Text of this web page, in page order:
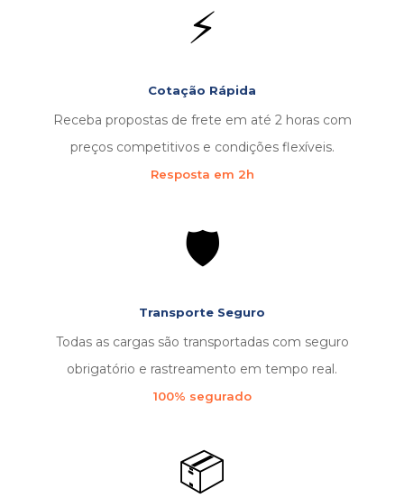
⚡
Cotação Rápida
Receba propostas de frete em até 2 horas com
preços competitivos e condições flexíveis.
Resposta em 2h
🛡️
Transporte Seguro
Todas as cargas são transportadas com seguro
obrigatório e rastreamento em tempo real.
100% segurado
📦